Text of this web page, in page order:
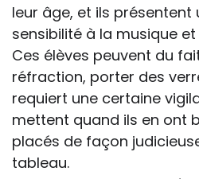
leur âge, et ils présentent
sensibilité à la musique
Ces élèves peuvent du
réfraction, porter des
requiert une certaine
mettent quand ils en ont
placés de façon
tableau.